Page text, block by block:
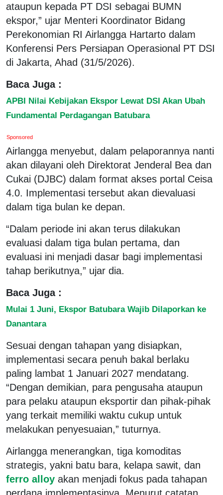
ataupun kepada PT DSI sebagai BUMN
ekspor,” ujar Menteri Koordinator Bidang
Perekonomian RI Airlangga Hartarto dalam
Konferensi Pers Persiapan Operasional PT DSI
di Jakarta, Ahad (31/5/2026).
Baca Juga :
APBI Nilai Kebijakan Ekspor Lewat DSI Akan Ubah
Fundamental Perdagangan Batubara
Sponsored
Airlangga menyebut, dalam pelaporannya nanti
akan dilayani oleh Direktorat Jenderal Bea dan
Cukai (DJBC) dalam format akses portal Ceisa
4.0. Implementasi tersebut akan dievaluasi
dalam tiga bulan ke depan.
“Dalam periode ini akan terus dilakukan
evaluasi dalam tiga bulan pertama, dan
evaluasi ini menjadi dasar bagi implementasi
tahap berikutnya,” ujar dia.
Baca Juga :
Mulai 1 Juni, Ekspor Batubara Wajib Dilaporkan ke
Danantara
Sesuai dengan tahapan yang disiapkan,
implementasi secara penuh bakal berlaku
paling lambat 1 Januari 2027 mendatang.
“Dengan demikian, para pengusaha ataupun
para pelaku ataupun eksportir dan pihak-pihak
yang terkait memiliki waktu cukup untuk
melakukan penyesuaian,” tuturnya.
Airlangga menerangkan, tiga komoditas
strategis, yakni batu bara, kelapa sawit, dan
ferro alloy akan menjadi fokus pada tahapan